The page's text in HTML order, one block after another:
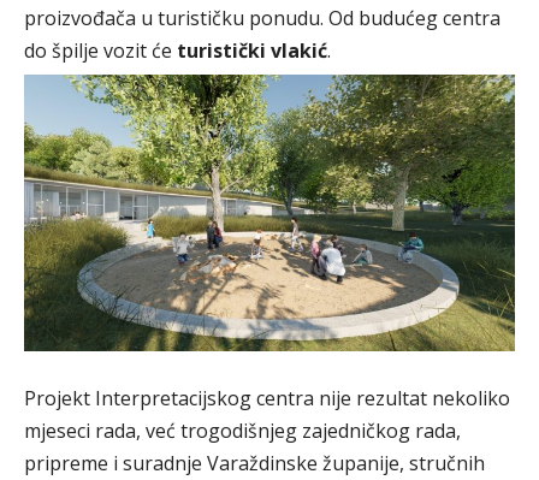
proizvođača u turističku ponudu. Od budućeg centra
do špilje vozit će turistički vlakić.
Projekt Interpretacijskog centra nije rezultat nekoliko
mjeseci rada, već trogodišnjeg zajedničkog rada,
pripreme i suradnje Varaždinske županije, stručnih